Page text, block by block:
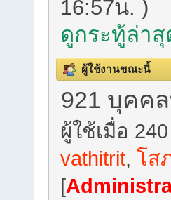
16:57น. )
ดูกระทู้ล่า
ผู้ใช้งานขณะนี้
921 บุคค
ผู้ใช้เมื่อ
vathitrit, โส
[